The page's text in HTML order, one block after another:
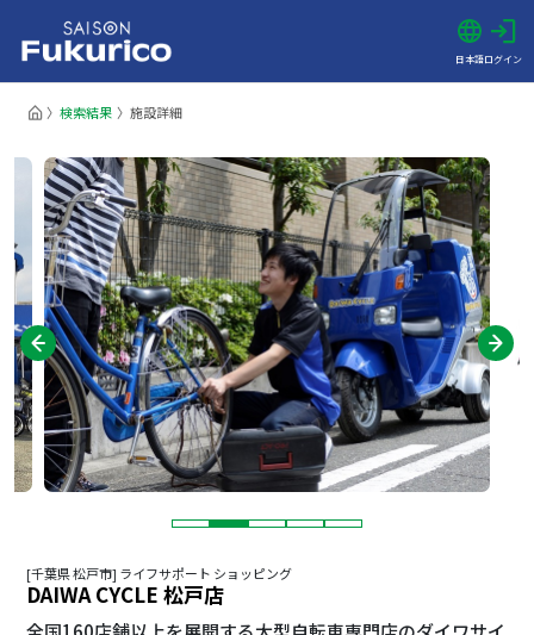
日本語ログイン
検索結果 施設詳細
[千葉県 松戸市] ライフサポート ショッピング
DAIWA CYCLE 松戸店